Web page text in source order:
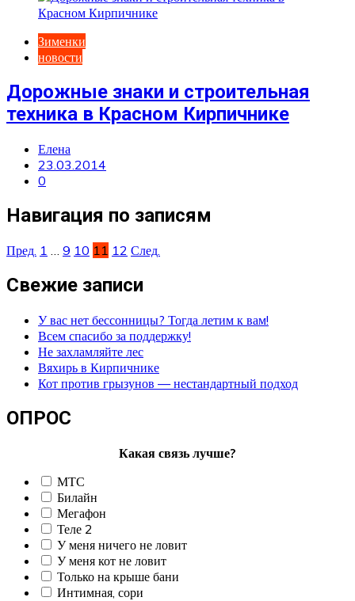
Зименки
новости
Дорожные знаки и строительная
техника в Красном Кирпичнике
Елена
23.03.2014
0
Навигация по записям
Пред. 1 9 10 11 12 След.
Свежие записи
У вас нет бессонницы? Тогда летим к вам!
Всем спасибо за поддержку!
Не захламляйте лес
Вяхирь в Кирпичнике
Кот против грызунов — нестандартный подход
ОПРОС
Какая связь лучше?
МТС
Билайн
Мегафон
Теле 2
У меня ничего не ловит
У меня кот не ловит
Только на крыше бани
Интимная, сори